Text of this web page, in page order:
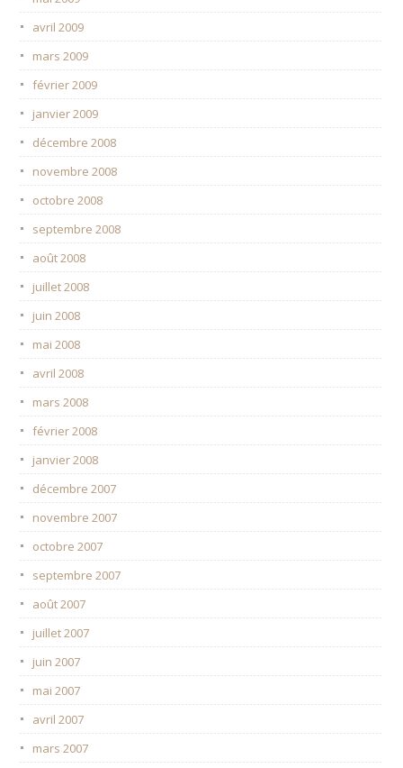
avril 2009
mars 2009
février 2009
janvier 2009
décembre 2008
novembre 2008
octobre 2008
septembre 2008
août 2008
juillet 2008
juin 2008
mai 2008
avril 2008
mars 2008
février 2008
janvier 2008
décembre 2007
novembre 2007
octobre 2007
septembre 2007
août 2007
juillet 2007
juin 2007
mai 2007
avril 2007
mars 2007